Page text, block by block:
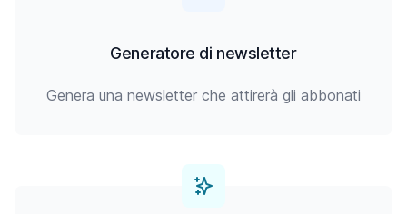
Generatore di newsletter
Genera una newsletter che attirerà gli abbonati